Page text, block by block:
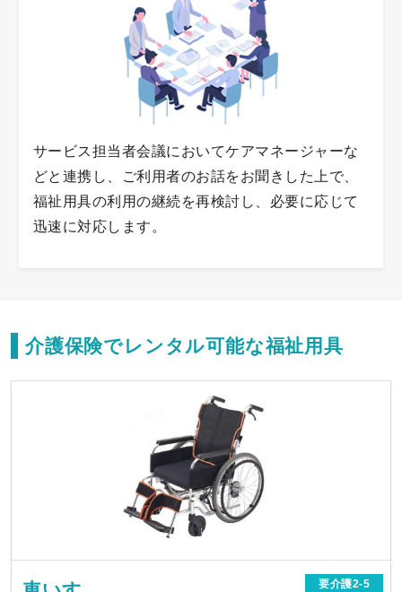
サービス担当者会議においてケアマネージャーな
どと連携し、ご利用者のお話をお聞きした上で、
福祉用具の利用の継続を再検討し、必要に応じて
迅速に対応します。
介護保険でレンタル可能な福祉用具
要介護2-5